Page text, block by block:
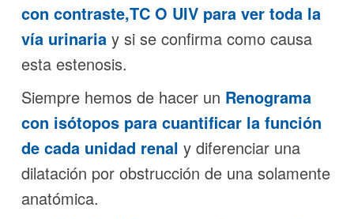
con contraste,TC O UIV para ver toda la
vía urinaria y si se confirma como causa
esta estenosis.
Siempre hemos de hacer un Renograma
con isótopos para cuantificar la función
de cada unidad renal y diferenciar una
dilatación por obstrucción de una solamente
anatómica.